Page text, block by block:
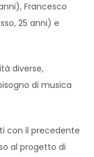
Francesco
25 anni) e
diverse,
di musica
con il precedente
al progetto di